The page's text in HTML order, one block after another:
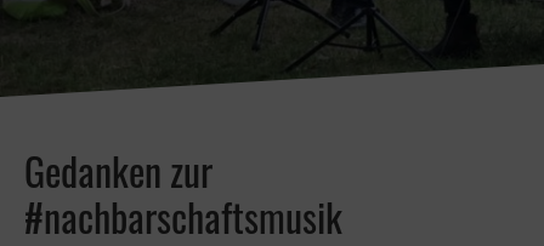
Gedanken zur
#nachbarschaftsmusik